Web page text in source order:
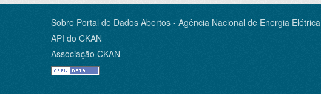
Sobre Portal de Dados Abertos - Agência Nacional de Energia Elétrica
API do CKAN
Associação CKAN